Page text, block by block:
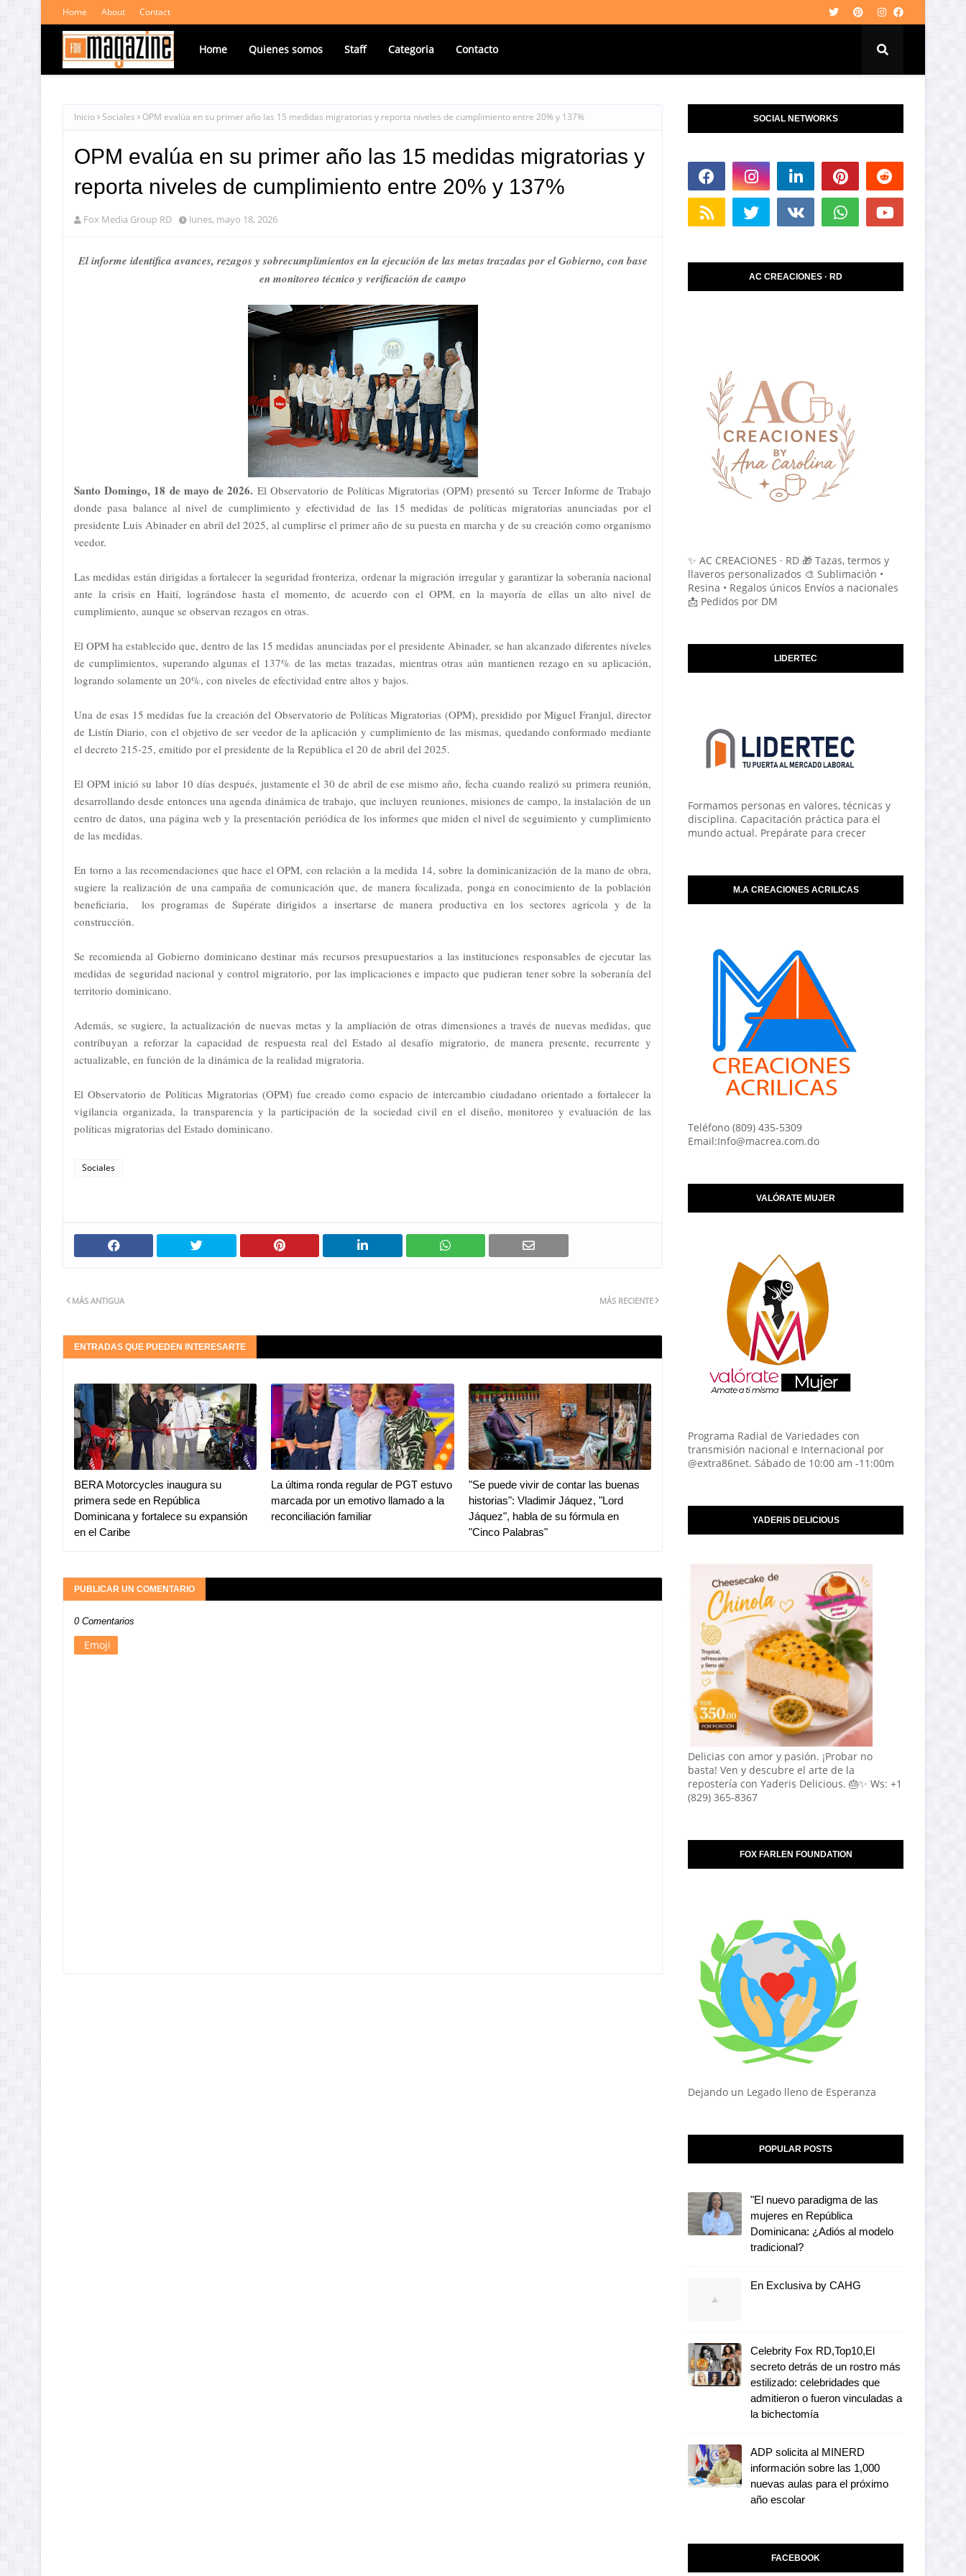
Home About Contact
Home Quienes somos Staff Categoria Contacto
Inicio Sociales OPM evalúa en su primer año las 15 medidas migratorias y reporta niveles de cumplimiento entre 20% y 137%
OPM evalúa en su primer año las 15 medidas migratorias y
reporta niveles de cumplimiento entre 20% y 137%
Fox Media Group RD lunes, mayo 18, 2026
El informe identifica avances, rezagos y sobrecumplimientos en la ejecución de las metas trazadas por el Gobierno, con base
en monitoreo técnico y verificación de campo
Santo Domingo, 18 de mayo de 2026.El Observatorio de Políticas Migratorias (OPM) presentó su Tercer Informe de Trabajo
donde pasa balance al nivel de cumplimiento y efectividad de las 15 medidas de políticas migratorias anunciadas por el
presidente Luis Abinader en abril del 2025, al cumplirse el primer año de su puesta en marcha y de su creación como organismo
veedor.
Las medidas están dirigidas a fortalecer la seguridad fronteriza, ordenar la migración irregular y garantizar la soberanía nacional
ante la crisis en Haití, lográndose hasta el momento, de acuerdo con el OPM, en la mayoría de ellas un alto nivel de
cumplimiento, aunque se observan rezagos en otras.
El OPM ha establecido que, dentro de las 15 medidas anunciadas por el presidente Abinader, se han alcanzado diferentes niveles
de cumplimientos, superando algunas el 137% de las metas trazadas, mientras otras aún mantienen rezago en su aplicación,
logrando solamente un 20%, con niveles de efectividad entre altos y bajos.
Una de esas 15 medidas fue la creación del Observatorio de Políticas Migratorias (OPM), presidido por Miguel Franjul, director
de Listín Diario, con el objetivo de ser veedor de la aplicación y cumplimiento de las mismas, quedando conformado mediante
el decreto 215-25, emitido por el presidente de la República el 20 de abril del 2025.
El OPM inició su labor 10 días después, justamente el 30 de abril de ese mismo año, fecha cuando realizó su primera reunión,
desarrollando desde entonces una agenda dinámica de trabajo, que incluyen reuniones, misiones de campo, la instalación de un
centro de datos, una página web y la presentación periódica de los informes que miden el nivel de seguimiento y cumplimiento
de las medidas.
En torno a las recomendaciones que hace el OPM, con relación a la medida 14, sobre la dominicanización de la mano de obra,
sugiere la realización de una campaña de comunicación que, de manera focalizada, ponga en conocimiento de la población
beneficiaria, los programas de Supérate dirigidos a insertarse de manera productiva en los sectores agrícola y de la
construcción.
Se recomienda al Gobierno dominicano destinar más recursos presupuestarios a las instituciones responsables de ejecutar las
medidas de seguridad nacional y control migratorio, por las implicaciones e impacto que pudieran tener sobre la soberanía del
territorio dominicano.
Además, se sugiere, la actualización de nuevas metas y la ampliación de otras dimensiones a través de nuevas medidas, que
contribuyan a reforzar la capacidad de respuesta real del Estado al desafío migratorio, de manera presente, recurrente y
actualizable, en función de la dinámica de la realidad migratoria.
El Observatorio de Políticas Migratorias (OPM) fue creado como espacio de intercambio ciudadano orientado a fortalecer la
vigilancia organizada, la transparencia y la participación de la sociedad civil en el diseño, monitoreo y evaluación de las
políticas migratorias del Estado dominicano.
Sociales
MÁS RECIENTE
MÁS ANTIGUA
ENTRADAS QUE PUEDEN INTERESARTE
BERA Motorcycles inaugura su
primera sede en República
Dominicana y fortalece su expansión
en el Caribe
La última ronda regular de PGT estuvo
marcada por un emotivo llamado a la
reconciliación familiar
"Se puede vivir de contar las buenas
historias": Vladimir Jáquez, "Lord
Jáquez", habla de su fórmula en
"Cinco Palabras"
PUBLICAR UN COMENTARIO
0 Comentarios
Emoji
SOCIAL NETWORKS
AC CREACIONES · RD
✨ AC CREACIONES · RD 🎁 Tazas, termos y
llaveros personalizados 🎨 Sublimación •
Resina • Regalos únicos Envíos a nacionales
📩 Pedidos por DM
LIDERTEC
Formamos personas en valores, técnicas y
disciplina. Capacitación práctica para el
mundo actual. Prepárate para crecer
M.A CREACIONES ACRILICAS
Teléfono (809) 435-5309
Email:Info@macrea.com.do
VALÓRATE MUJER
Programa Radial de Variedades con
transmisión nacional e Internacional por
@extra86net. Sábado de 10:00 am -11:00m
YADERIS DELICIOUS
Delicias con amor y pasión. ¡Probar no
basta! Ven y descubre el arte de la
repostería con Yaderis Delicious. 🎂✨ Ws: +1
(829) 365-8367
FOX FARLEN FOUNDATION
Dejando un Legado lleno de Esperanza
POPULAR POSTS
"El nuevo paradigma de las
mujeres en República
Dominicana: ¿Adiós al modelo
tradicional?
En Exclusiva by CAHG
Celebrity Fox RD,Top10,El
secreto detrás de un rostro más
estilizado: celebridades que
admitieron o fueron vinculadas a
la bichectomía
ADP solicita al MINERD
información sobre las 1,000
nuevas aulas para el próximo
año escolar
FACEBOOK